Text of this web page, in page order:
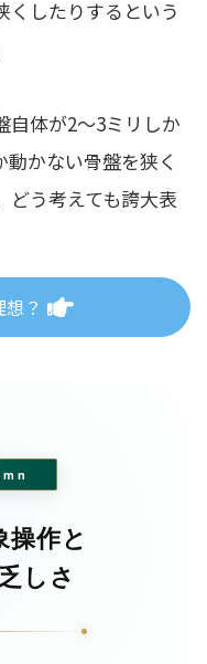
くしたりするという
自体が2〜3ミリしか
かない骨盤を狭く
どう考えても誇大表
？
作と
しさ